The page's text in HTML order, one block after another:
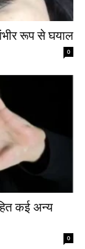
रूप से घयाल
0
कई अन्य
0